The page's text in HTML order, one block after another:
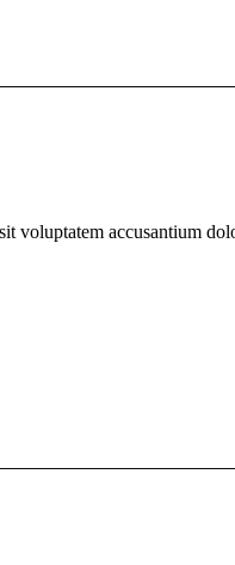
voluptatem accusantium